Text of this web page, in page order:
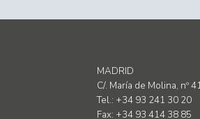
MADRID
C/. María de Molina, nº
Tel.: +34 93 241 30 20
Fax: +34 93 414 38 85